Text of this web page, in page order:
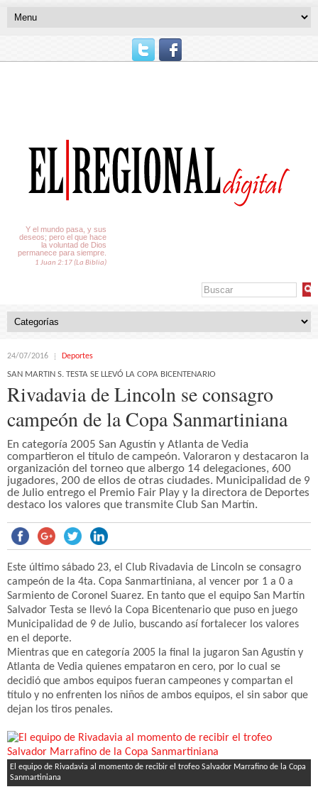
Y el mundo pasa, y sus
deseos; pero el que hace
la voluntad de Dios
permanece para siempre.
1 Juan 2:17 (La Biblia)
24/07/2016 Deportes
SAN MARTIN S. TESTA SE LLEVÓ LA COPA BICENTENARIO
Rivadavia de Lincoln se consagro
campeón de la Copa Sanmartiniana
En categoría 2005 San Agustín y Atlanta de Vedia
compartieron el título de campeón. Valoraron y destacaron la
organización del torneo que albergo 14 delegaciones, 600
jugadores, 200 de ellos de otras ciudades. Municipalidad de 9
de Julio entrego el Premio Fair Play y la directora de Deportes
destaco los valores que transmite Club San Martín.
Este último sábado 23, el Club Rivadavia de Lincoln se consagro
campeón de la 4ta. Copa Sanmartiniana, al vencer por 1 a 0 a
Sarmiento de Coronel Suarez. En tanto que el equipo San Martín
Salvador Testa se llevó la Copa Bicentenario que puso en juego
Municipalidad de 9 de Julio, buscando así fortalecer los valores
en el deporte.
Mientras que en categoría 2005 la final la jugaron San Agustín y
Atlanta de Vedia quienes empataron en cero, por lo cual se
decidió que ambos equipos fueran campeones y compartan el
título y no enfrenten los niños de ambos equipos, el sin sabor que
dejan los tiros penales.
El equipo de Rivadavia al momento de recibir el trofeo Salvador Marrafino de la Copa
Sanmartiniana